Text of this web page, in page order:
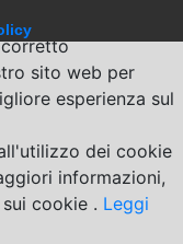
sito web per
esperienza sul
dei cookie
informazioni,
cookie . Leggi